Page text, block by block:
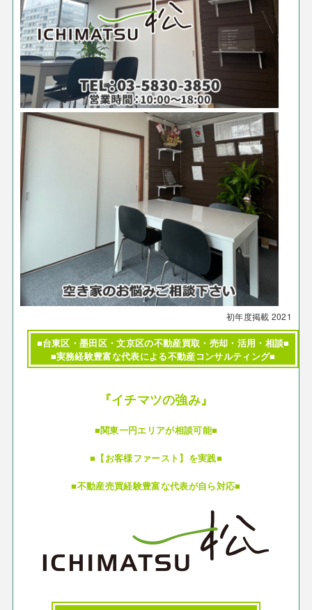
初年度掲載 2021
■台東区・墨田区・文京区の不動産買取・売却・活用・相談■
■実務経験豊富な代表による不動産コンサルティング■
『イチマツの強み』
■関東一円エリアが相談可能■
■【お客様ファースト】を実践■
■不動産売買経験豊富な代表が自ら対応■